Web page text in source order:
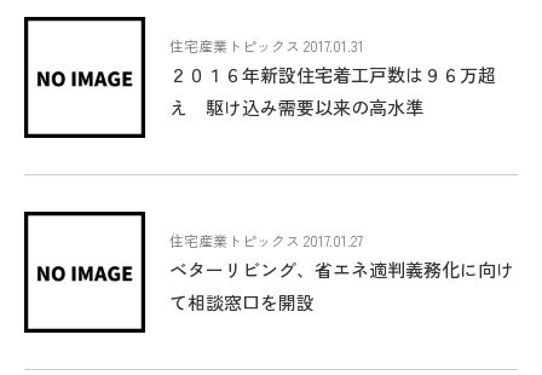
住宅産業トピックス 2017.01.31
２０１６年新設住宅着工戸数は９６万超
え 駆け込み需要以来の高水準
住宅産業トピックス 2017.01.27
ベターリビング、省エネ適判義務化に向け
て相談窓口を開設